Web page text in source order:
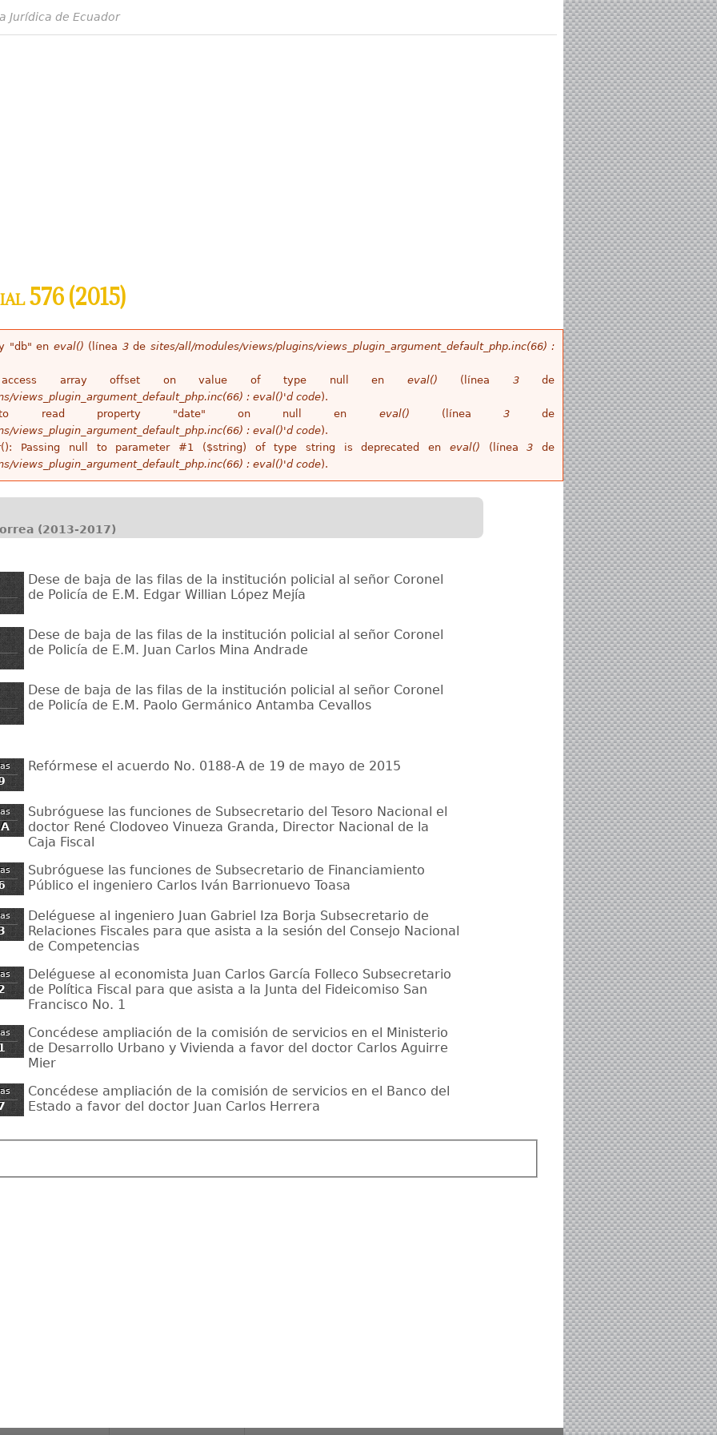
Jurídica de Ecuador
576 (2015)
"db" en eval() (línea 3de sites/all/modules/views/plugins/views_plugin_argument_default_php.inc(66) :
array offset on value of type null en eval() (línea 3de
views_plugin_argument_default_php.inc(66) : eval()'d code).
read property "date" on null en eval() (línea 3de
views_plugin_argument_default_php.inc(66) : eval()'d code).
Passing null to parameter #1 ($string) of type string is deprecated en eval() (línea3 de
views_plugin_argument_default_php.inc(66) : eval()'d code).
(2013-2017)
Dese de baja de las filas de la institución policial al señor Coronel
de Policía de E.M. Edgar Willian López Mejía
Dese de baja de las filas de la institución policial al señor Coronel
de Policía de E.M. Juan Carlos Mina Andrade
Dese de baja de las filas de la institución policial al señor Coronel
de Policía de E.M. Paolo Germánico Antamba Cevallos
Refórmese el acuerdo No. 0188-A de 19 de mayo de 2015
Subróguese las funciones de Subsecretario del Tesoro Nacional el
doctor René Clodoveo Vinueza Granda, Director Nacional de la
Caja Fiscal
Subróguese las funciones de Subsecretario de Financiamiento
Público el ingeniero Carlos Iván Barrionuevo Toasa
Deléguese al ingeniero Juan Gabriel Iza Borja Subsecretario de
Relaciones Fiscales para que asista a la sesión del Consejo Nacional
de Competencias
Deléguese al economista Juan Carlos García Folleco Subsecretario
de Política Fiscal para que asista a la Junta del Fideicomiso San
Francisco No. 1
Concédese ampliación de la comisión de servicios en el Ministerio
de Desarrollo Urbano y Vivienda a favor del doctor Carlos Aguirre
Mier
Concédese ampliación de la comisión de servicios en el Banco del
Estado a favor del doctor Juan Carlos Herrera